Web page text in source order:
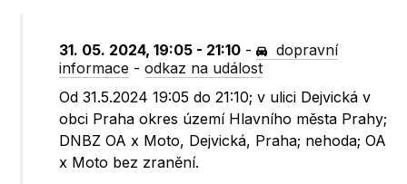
31. 05. 2024, 19:05 - 21:10 -
dopravní
informace -odkaz na událost
Od 31.5.2024 19:05 do 21:10; v ulici Dejvická v
obci Praha okres území Hlavního města Prahy;
DNBZ OA x Moto, Dejvická, Praha; nehoda; OA
x Moto bez zranění.